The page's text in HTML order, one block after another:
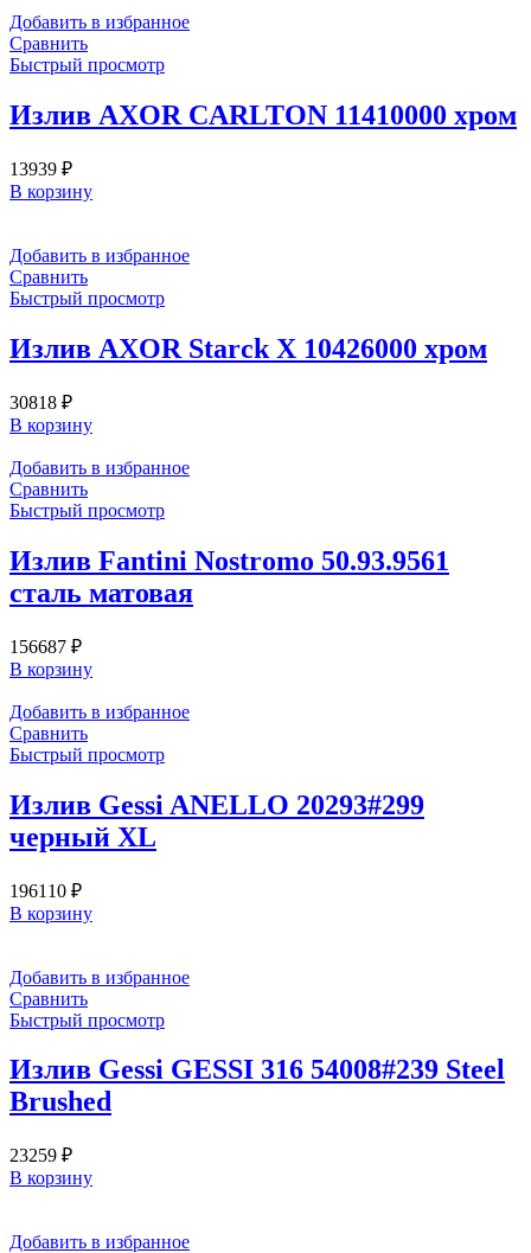
Добавить в избранное
Сравнить
Быстрый просмотр
Излив AXOR CARLTON 11410000 хром
13939 ₽
В корзину
Добавить в избранное
Сравнить
Быстрый просмотр
Излив AXOR Starck X 10426000 хром
30818 ₽
В корзину
Добавить в избранное
Сравнить
Быстрый просмотр
Излив Fantini Nostromo 50.93.9561
сталь матовая
156687 ₽
В корзину
Добавить в избранное
Сравнить
Быстрый просмотр
Излив Gessi ANELLO 20293#299
черный XL
196110 ₽
В корзину
Добавить в избранное
Сравнить
Быстрый просмотр
Излив Gessi GESSI 316 54008#239 Steel
Brushed
23259 ₽
В корзину
Добавить в избранное